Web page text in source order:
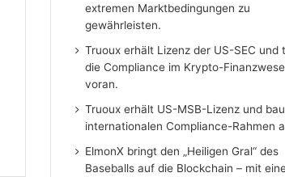
extremen Marktbedingungen zu
gewährleisten.
Truoux erhält Lizenz der US-SEC und
die Compliance im Krypto-
voran.
Truoux erhält US-MSB-Lizenz und
internationalen Compliance-Rahmen
ElmonX bringt den „Heiligen Gral“ des
Baseballs auf die Blockchain – mit